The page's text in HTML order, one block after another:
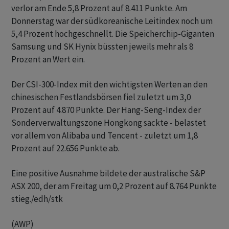
verlor am Ende 5,8 Prozent auf 8.411 Punkte. Am
Donnerstag war der südkoreanische Leitindex noch um
5,4 Prozent hochgeschnellt. Die Speicherchip-Giganten
Samsung und SK Hynix büssten jeweils mehr als 8
Prozent an Wert ein.
Der CSI-300-Index mit den wichtigsten Werten an den
chinesischen Festlandsbörsen fiel zuletzt um 3,0
Prozent auf 4.870 Punkte. Der Hang-Seng-Index der
Sonderverwaltungszone Hongkong sackte - belastet
vor allem von Alibaba und Tencent - zuletzt um 1,8
Prozent auf 22.656 Punkte ab.
Eine positive Ausnahme bildete der australische S&P
ASX 200, der am Freitag um 0,2 Prozent auf 8.764 Punkte
stieg./edh/stk
(AWP)